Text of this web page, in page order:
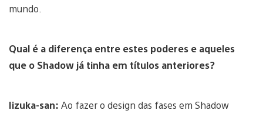
mundo.
Qual é a diferença entre estes poderes e aqueles
que o Shadow já tinha em títulos anteriores?
Iizuka-san: Ao fazer o design das fases em Shadow